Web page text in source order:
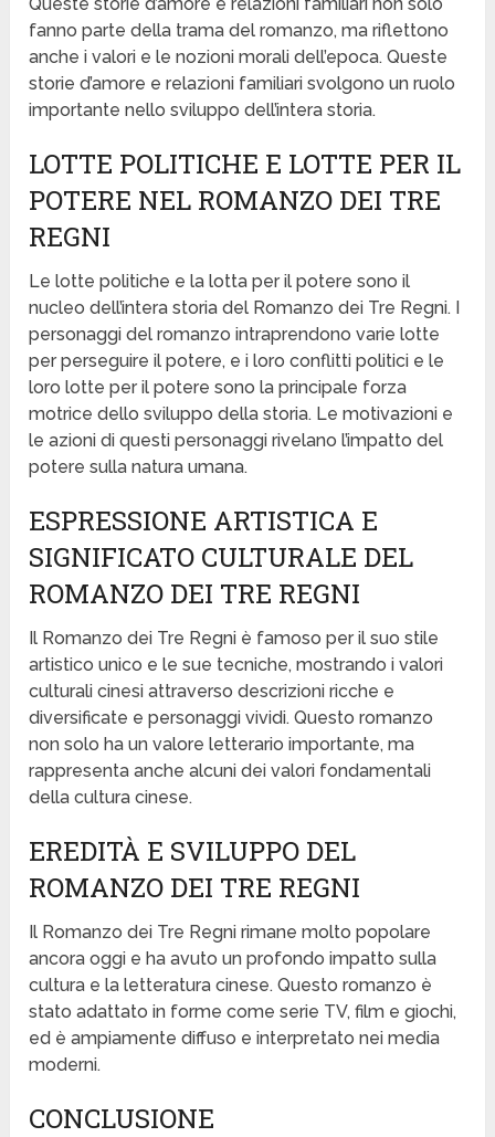
fanno parte della trama del romanzo, ma riflettono
anche i valori e le nozioni morali dell’epoca. Queste
storie d’amore e relazioni familiari svolgono un ruolo
importante nello sviluppo dell’intera storia.
LOTTE POLITICHE E LOTTE PER IL
POTERE NEL ROMANZO DEI TRE
REGNI
Le lotte politiche e la lotta per il potere sono il
nucleo dell’intera storia del Romanzo dei Tre Regni. I
personaggi del romanzo intraprendono varie lotte
per perseguire il potere, e i loro conflitti politici e le
loro lotte per il potere sono la principale forza
motrice dello sviluppo della storia. Le motivazioni e
le azioni di questi personaggi rivelano l’impatto del
potere sulla natura umana.
ESPRESSIONE ARTISTICA E
SIGNIFICATO CULTURALE DEL
ROMANZO DEI TRE REGNI
Il Romanzo dei Tre Regni è famoso per il suo stile
artistico unico e le sue tecniche, mostrando i valori
culturali cinesi attraverso descrizioni ricche e
diversificate e personaggi vividi. Questo romanzo
non solo ha un valore letterario importante, ma
rappresenta anche alcuni dei valori fondamentali
della cultura cinese.
EREDITÀ E SVILUPPO DEL
ROMANZO DEI TRE REGNI
Il Romanzo dei Tre Regni rimane molto popolare
ancora oggi e ha avuto un profondo impatto sulla
cultura e la letteratura cinese. Questo romanzo è
stato adattato in forme come serie TV, film e giochi,
ed è ampiamente diffuso e interpretato nei media
moderni.
CONCLUSIONE